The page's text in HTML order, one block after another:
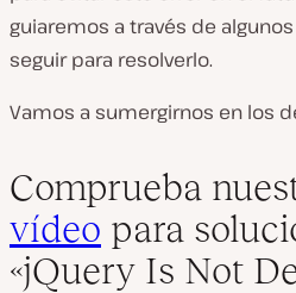
guiaremos a través de
seguir para resolverlo.
Vamos a sumergirnos en los
Comprueba
vídeo para
«jQuery Is Not